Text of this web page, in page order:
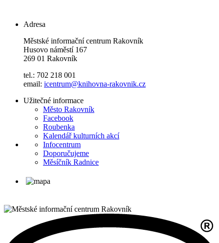
Adresa
Městské informační centrum Rakovník
Husovo náměstí 167
269 01 Rakovník
tel.: 702 218 001
email: icentrum@knihovna-rakovnik.cz
Užitečné informace
Město Rakovník
Facebook
Roubenka
Kalendář kulturních akcí
Infocentrum
Doporučujeme
Měsíčník Radnice